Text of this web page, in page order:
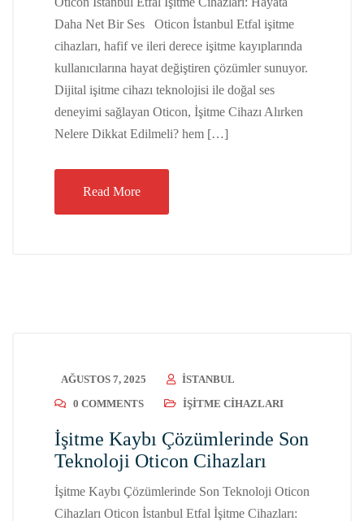
Daha Net Bir Ses Oticon İstanbul Etfal işitme
cihazları, hafif ve ileri derece işitme kayıplarında
kullanıcılarına hayat değiştiren çözümler sunuyor.
Dijital işitme cihazı teknolojisi ile doğal ses
deneyimi sağlayan Oticon, İşitme Cihazı Alırken
Nelere Dikkat Edilmeli? hem […]
Read More
AĞUSTOS 7, 2025
ISTANBUL
0 COMMENTS
İŞITME CIHAZLARI
İşitme Kaybı Çözümlerinde Son
Teknoloji Oticon Cihazları
İşitme Kaybı Çözümlerinde Son Teknoloji Oticon
Cihazları Oticon İstanbul Etfal İşitme Cihazları: